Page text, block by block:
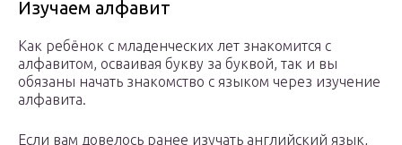
Изучаем алфавит
Как ребёнок с младенческих лет знакомится с
алфавитом, осваивая букву за буквой, так и вы
обязаны начать знакомство с языком через изучение
алфавита.
Если вам довелось ранее изучать английский язык,